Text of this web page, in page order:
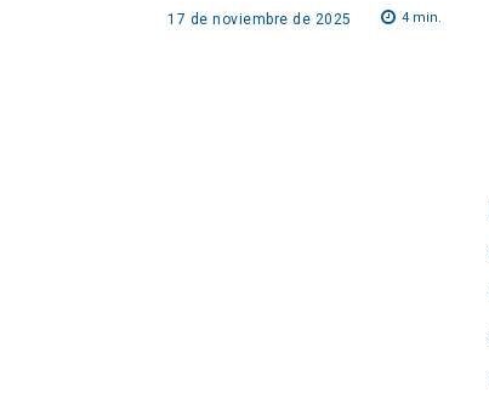
17 de noviembre de 2025 4min.